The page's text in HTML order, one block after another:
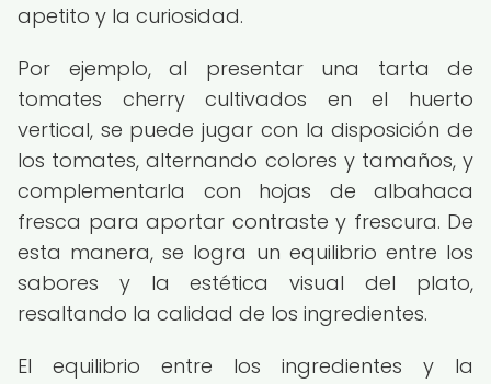
apetito y la curiosidad.
Por ejemplo, al presentar una tarta de
tomates cherry cultivados en el huerto
vertical, se puede jugar con la disposición de
los tomates, alternando colores y tamaños, y
complementarla con hojas de albahaca
fresca para aportar contraste y frescura. De
esta manera, se logra un equilibrio entre los
sabores y la estética visual del plato,
resaltando la calidad de los ingredientes.
El equilibrio entre los ingredientes y la